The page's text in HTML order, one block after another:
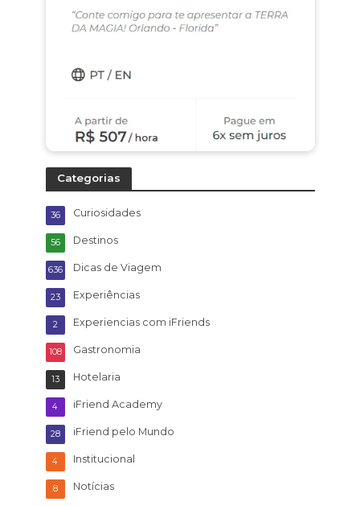
Categorias
Curiosidades
36
Destinos
56
Dicas de Viagem
636
Experiências
23
Experiencias com iFriends
2
Gastronomia
108
Hotelaria
13
iFriend Academy
4
iFriend pelo Mundo
28
Institucional
4
Notícias
8